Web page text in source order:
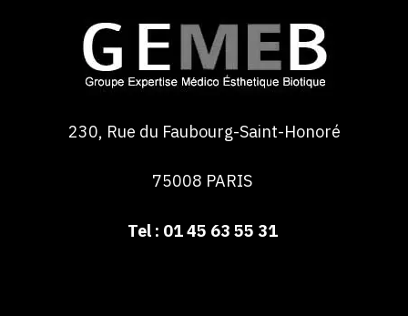
230, Rue du Faubourg-Saint-Honoré
75008 PARIS
Tel : 01 45 63 55 31